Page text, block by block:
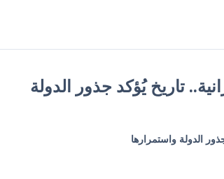
تاريخ يُؤكد جذور الدولة